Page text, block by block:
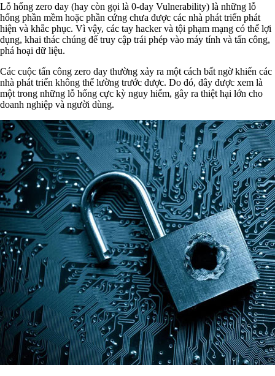
Lỗ hổng zero day (hay còn gọi là 0-day Vulnerability) là những lỗ
hổng phần mềm hoặc phần cứng chưa được các nhà phát triển phát
hiện và khắc phục. Vì vậy, các tay hacker và tội phạm mạng có thể lợi
dụng, khai thác chúng để truy cập trái phép vào máy tính và tấn công,
phá hoại dữ liệu.
Các cuộc tấn công zero day thường xảy ra một cách bất ngờ khiến các
nhà phát triển không thể lường trước được. Do đó, đây được xem là
một trong những lỗ hổng cực kỳ nguy hiểm, gây ra thiệt hại lớn cho
doanh nghiệp và người dùng.